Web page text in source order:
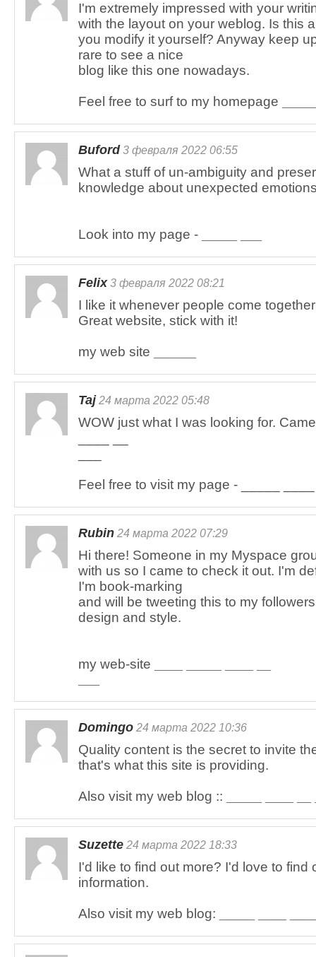
I'm extremely impressed with your
with the layout on your weblog. Is this
you modify it yourself? Anyway keep
rare to see a nice
blog like this one nowadays.
Feel free to surf to my homepage
Buford3 февраля 2022 06:55
What a stuff of un-ambiguity and
knowledge about unexpected
Look into my page -
Felix3 февраля 2022 08:21
I like it whenever people come
Great website, stick with it!
my web site
Taj24 марта 2022 05:48
WOW just what I was looking for.
Feel free to visit my page - _____
Rubin 24 марта 2022 07:29
Hi there! Someone in my Myspace
with us so I came to check it out. I'm
I'm book-marking
and will be tweeting this to my
design and style.
my web-site
Domingo 24 марта 2022 10:36
Quality content is the secret to invite
that's what this site is providing.
Also visit my web blog ::
Suzette 24 марта 2022 18:33
I'd like to find out more? I'd love to find
information.
Also visit my web blog: